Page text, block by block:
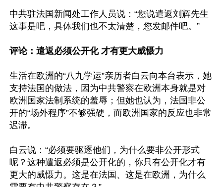
中共驻法国新闻处工作人员说：“您说遣返刘辉先生
这事是吧，具体我们也不太清楚，您发邮件吧。”
评论：遣返必须公开化 才有更大威慑力
生活在欧洲的“八九学运”亲历者白云向本台表示，她
支持法国的做法，因为中共警察在欧洲本身就是对
欧洲国家法制系统的羞辱；但她也认为，法国非公
开的“场外程序”不够强硬，而欧洲国家的反应也非常
迟滞。
白云说：“必须要驱逐他们，为什么要非公开形式
呢？这种遣返必须是公开化的，你只有公开化才有
更大的威慑力。这是在法国、这是在欧洲，为什么